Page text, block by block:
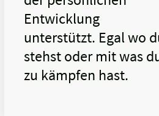
Entwicklung
unterstützt. Egal wo
stehst oder mit was
zu kämpfen hast.